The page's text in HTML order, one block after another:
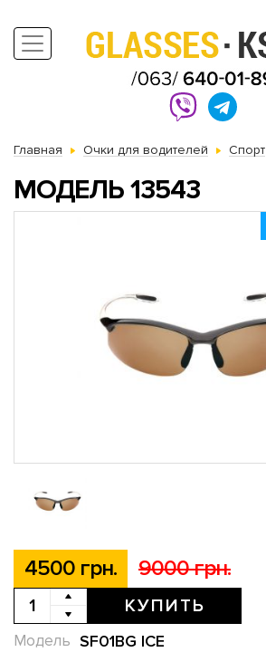
Главная Очки для водителей Спорт
МОДЕЛЬ 13543
4500 грн. 9000 грн.
КУПИТЬ
SF01BG ICE
Модель